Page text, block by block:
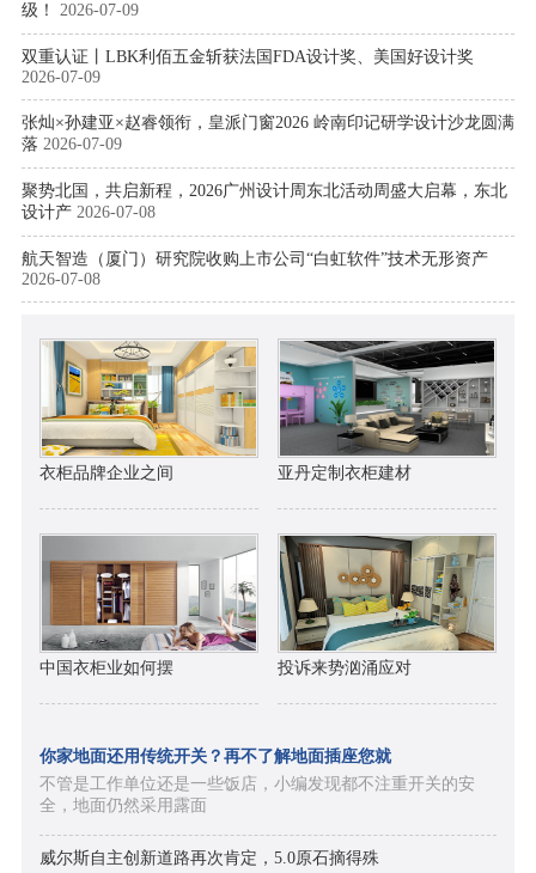
级！
2026-07-09
双重认证丨LBK利佰五金斩获法国FDA设计奖、美国好设计奖
2026-07-09
张灿×孙建亚×赵睿领衔，皇派门窗2026 岭南印记研学设计沙龙圆满
落 2026-07-09
聚势北国，共启新程，2026广州设计周东北活动周盛大启幕，东北
设计产 2026-07-08
航天智造（厦门）研究院收购上市公司“白虹软件”技术无形资产
2026-07-08
衣柜品牌企业之间 亚丹定制衣柜建材
中国衣柜业如何摆 投诉来势汹涌应对
你家地面还用传统开关？再不了解地面插座您就
不管是工作单位还是一些饭店，小编发现都不注重开关的安
全，地面仍然采用露面
威尔斯自主创新道路再次肯定，5.0原石摘得殊